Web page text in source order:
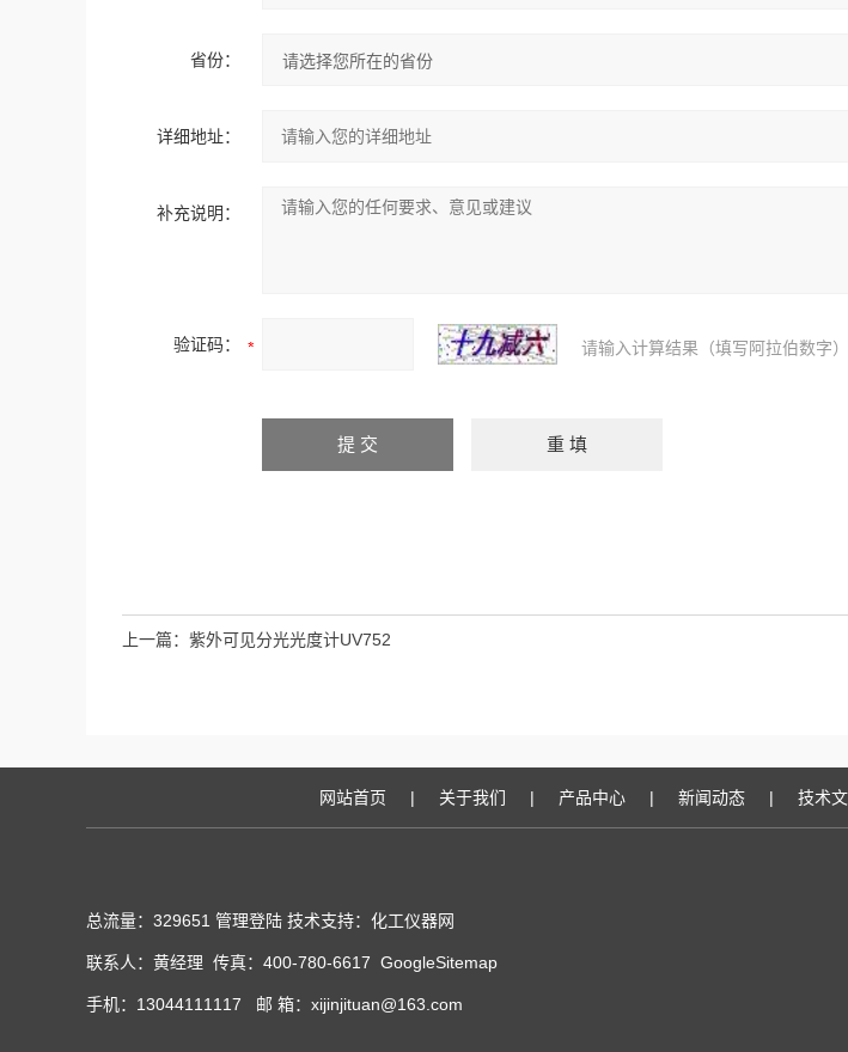
省份：
详细地址：
补充说明：
验证码： 请输入计算结果（填写阿拉伯数字
上一篇： 紫外可见分光光度计UV752
网站首页 | 关于我们 | 产品中心 | 新闻动态 | 技术
总流量：329651 管理登陆 技术支持：化工仪器网
联系人：黄经理 传真：400-780-6617 GoogleSitemap
手机：13044111117 邮 箱：xijinjituan@163.com